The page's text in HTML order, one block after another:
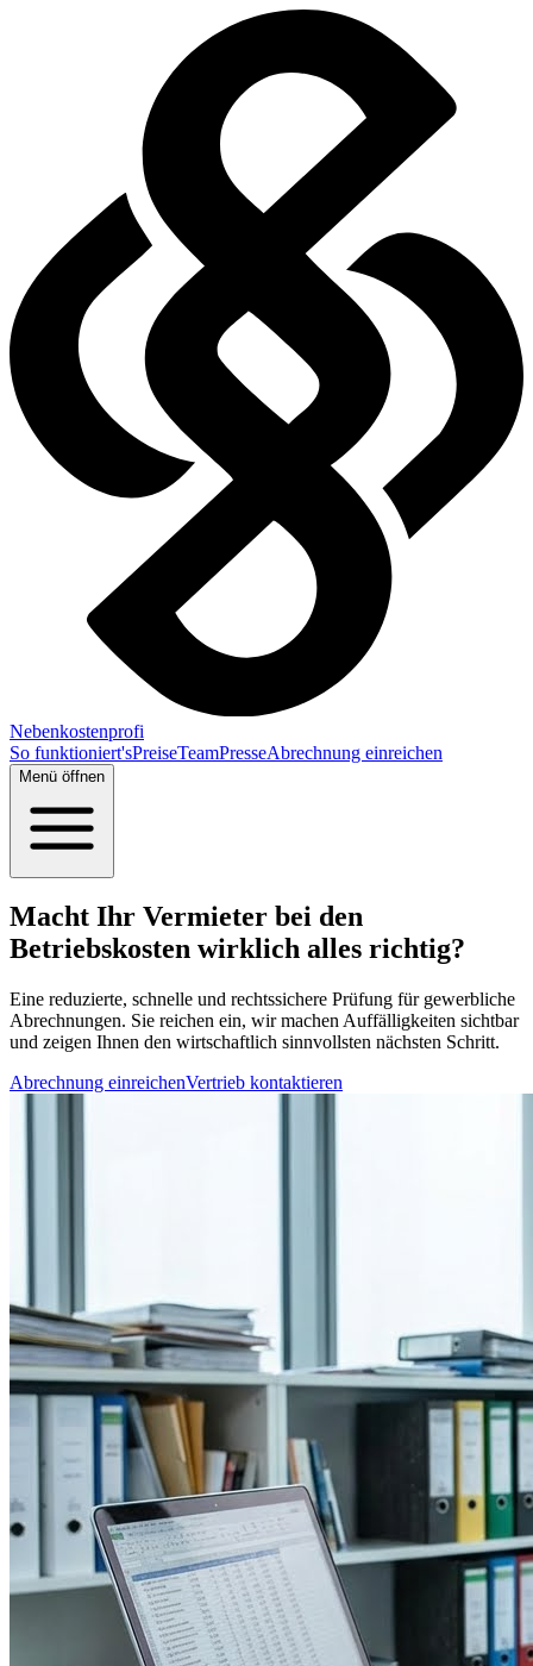
Nebenkostenprofi
So funktioniert'sPreiseTeamPresseAbrechnung einreichen
Menü öffnen
Macht Ihr Vermieter bei den
Betriebskosten wirklich alles richtig?
Eine reduzierte, schnelle und rechtssichere Prüfung für gewerbliche
Abrechnungen. Sie reichen ein, wir machen Auffälligkeiten sichtbar
und zeigen Ihnen den wirtschaftlich sinnvollsten nächsten Schritt.
Abrechnung einreichenVertrieb kontaktieren